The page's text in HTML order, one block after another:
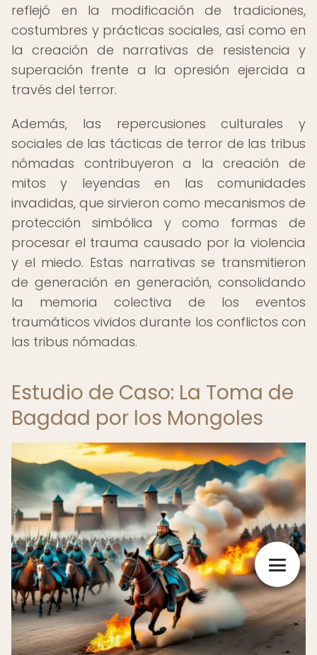
reflejó en la modificación de tradiciones,
costumbres y prácticas sociales, así como en
la creación de narrativas de resistencia y
superación frente a la opresión ejercida a
través del terror.
Además, las repercusiones culturales y
sociales de las tácticas de terror de las tribus
nómadas contribuyeron a la creación de
mitos y leyendas en las comunidades
invadidas, que sirvieron como mecanismos de
protección simbólica y como formas de
procesar el trauma causado por la violencia
y el miedo. Estas narrativas se transmitieron
de generación en generación, consolidando
la memoria colectiva de los eventos
traumáticos vividos durante los conflictos con
las tribus nómadas.
Estudio de Caso: La Toma de
Bagdad por los Mongoles